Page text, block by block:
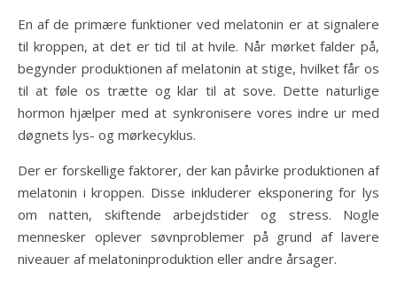
En af de primære funktioner ved melatonin er at signalere
til kroppen, at det er tid til at hvile. Når mørket falder på,
begynder produktionen af melatonin at stige, hvilket får os
til at føle os trætte og klar til at sove. Dette naturlige
hormon hjælper med at synkronisere vores indre ur med
døgnets lys- og mørkecyklus.
Der er forskellige faktorer, der kan påvirke produktionen af
melatonin i kroppen. Disse inkluderer eksponering for lys
om natten, skiftende arbejdstider og stress. Nogle
mennesker oplever søvnproblemer på grund af lavere
niveauer af melatoninproduktion eller andre årsager.